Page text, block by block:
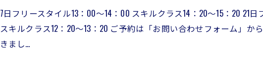
7日フリースタイル13：00～14：00 スキルクラス14：20～15：20 21日
スキルクラス12：20～13：20 ご予約は「お問い合わせフォーム」か
きまし…